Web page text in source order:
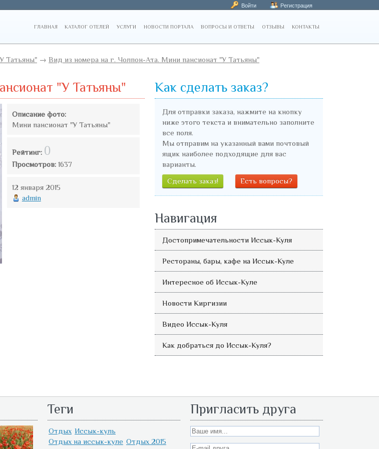
Войти Регистрация
ГЛАВНАЯ КАТАЛОГ ОТЕЛЕЙ УСЛУГИ НОВОСТИ ПОРТАЛА ВОПРОСЫ И ОТВЕТЫ ОТЗЫВЫ КОНТАКТЫ
Татьяны" → Вид из номера на г. Чолпон-Ата. Мини пансионат "У Татьяны"
"У Татьяны"
Описание фото:
Мини пансионат "У Татьяны"
Рейтинг: 0
Просмотров: 1637
12 января 2015
admin
Как сделать заказ?
Для отправки заказа, нажмите на кнопку
ниже этого текста и внимательно заполните
все поля.
Мы отправим на указанный вами почтовый
ящик наиболее подходящие для вас
варианты.
Сделать заказ!
Есть вопросы?
Навигация
Достопримечательности Иссык-Куля
Рестораны, бары, кафе на Иссык-Куле
Интересное об Иссык-Куле
Новости Киргизии
Видео Иссык-Куля
Как добраться до Иссык-Куля?
Теги
Отдых Иссык-куль
Отдых на иссык-куле Отдых 2015
Пригласить друга